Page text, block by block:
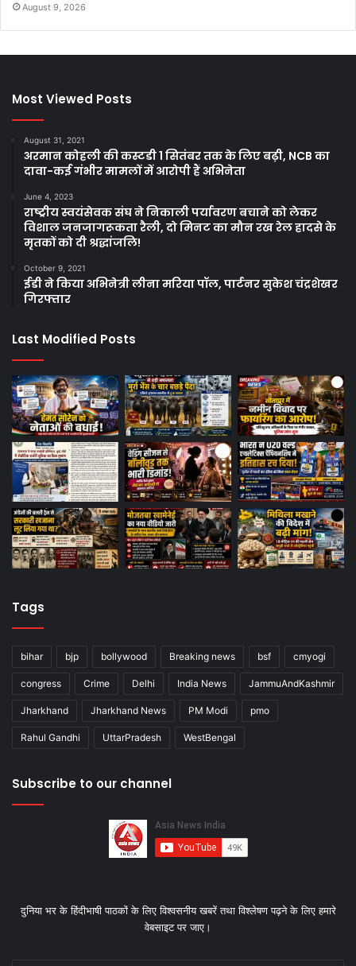
August 9, 2026
Most Viewed Posts
August 31, 2021
अरमान कोहली की कस्टडी 1 सितंबर तक के लिए बढ़ी, NCB का
दावा-कई गंभीर मामलों में आरोपी हैं अभिनेता
June 4, 2023
राष्ट्रीय स्वयंसेवक संघ ने निकाली पर्यावरण बचाने को लेकर
विशाल जनजागरूकता रैली, दो मिनट का मौन रख रेल हादसे के
मृतकों को दी श्रद्धांजलि!
October 9, 2021
ईडी ने किया अभिनेत्री लीना मरिया पॉल, पार्टनर सुकेश चंद्रशेखर
गिरफ्तार
Last Modified Posts
Tags
bihar bjp bollywood Breaking news bsf cmyogi
congress Crime Delhi India News JammuAndKashmir
Jharkhand Jharkhand News PM Modi pmo
Rahul Gandhi UttarPradesh WestBengal
Subscribe to our channel
दुनिया भर के हिंदीभाषी पाठकों के लिए विश्‍वसनीय खबरें तथा विश्लेषण पढ़ने के लिए हमारे
वेबसाइट पर जाए।